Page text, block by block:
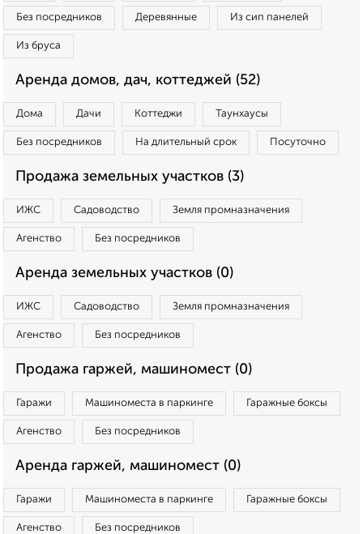
Без посредников Деревянные Из сип панелей
Из бруса
Аренда домов, дач, коттеджей (52)
Дома Дачи Коттеджи Таунхаусы
Без посредников На длительный срок Посуточно
Продажа земельных участков (3)
ИЖС Садоводство Земля промназначения
Агенство Без посредников
Аренда земельных участков (0)
ИЖС Садоводство Земля промназначения
Агенство Без посредников
Продажа гаржей, машиномест (0)
Гаражи Машиноместа в паркинге Гаражные боксы
Агенство Без посредников
Аренда гаржей, машиномест (0)
Гаражи Машиноместа в паркинге Гаражные боксы
Агенство Без посредников